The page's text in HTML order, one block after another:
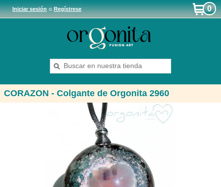
Iniciar sesiónoRegístrese 0
CORAZON - Colgante de Orgonita 2960